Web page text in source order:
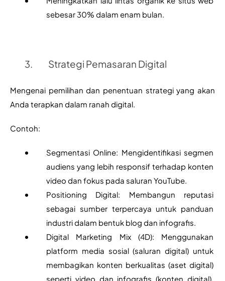
sebesar 30% dalam enam bulan.
Strategi Pemasaran Digital
Mengenai pemilihan dan penentuan strategi yang akan
Anda terapkan dalam ranah digital.
Contoh:
Segmentasi Online: Mengidentifikasi segmen
audiens yang lebih responsif terhadap konten
video dan fokus pada saluran YouTube.
Positioning Digital: Membangun reputasi
sebagai sumber terpercaya untuk panduan
industri dalam bentuk blog dan infografis.
Digital Marketing Mix (4D): Menggunakan
platform media sosial (saluran digital) untuk
membagikan konten berkualitas (aset digital)
seperti video dan infografis (konten digital),